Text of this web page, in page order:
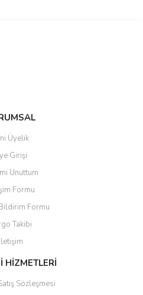
öneri formunu kullanarak
ederiz.
Üyelik
Girişi
Unuttum
Formu
Formu
Takibi
İletişim
HİZMETLERİ
Sözleşmesi